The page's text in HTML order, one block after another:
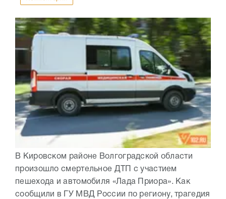
В Кировском районе Волгоградской области
произошло смертельное ДТП с участием
пешехода и автомобиля «Лада Приора». Как
сообщили в ГУ МВД России по региону, трагедия